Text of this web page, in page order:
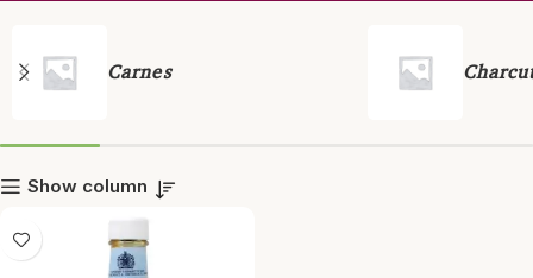
Carnes
Show column